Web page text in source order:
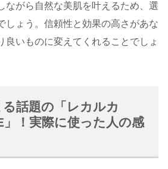
ながら自然な美肌を叶えるため、選
しょう。信頼性と効果の高さがあな
良いものに変えてくれることでしょ
話題の「レカルカ
！実際に使った人の感